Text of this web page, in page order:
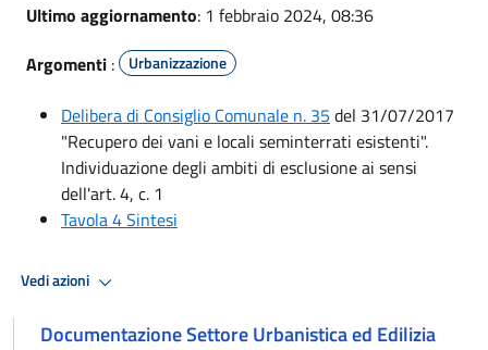
Ultimo aggiornamento: 1 febbraio 2024, 08:36
Argomenti : Urbanizzazione
Delibera di Consiglio Comunale n. 35 del 31/07/2017
"Recupero dei vani e locali seminterrati esistenti".
Individuazione degli ambiti di esclusione ai sensi
dell'art. 4, c. 1
Tavola 4 Sintesi
Vedi azioni
Documentazione Settore Urbanistica ed Edilizia